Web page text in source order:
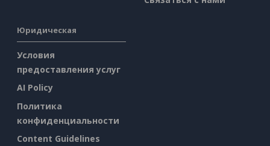
Юридическая
Условия
предоставления услуг
AI Policy
Политика
конфиденциальности
Content Guidelines